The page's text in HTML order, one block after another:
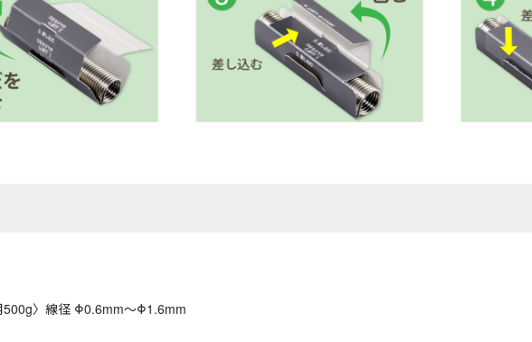
500g〉線径 Φ0.6mm〜Φ1.6mm